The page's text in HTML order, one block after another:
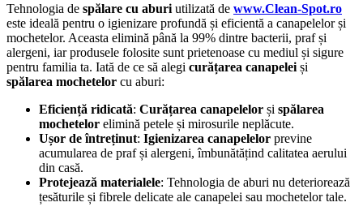
Tehnologia de spălare cu aburi utilizată de www.Clean-Spot.ro
este ideală pentru o igienizare profundă și eficientă a canapelelor și
mochetelor. Aceasta elimină până la 99% dintre bacterii, praf și
alergeni, iar produsele folosite sunt prietenoase cu mediul și sigure
pentru familia ta. Iată de ce să alegi curățarea canapelei și
spălarea mochetelor cu aburi:
Eficiență ridicată: Curățarea canapelelor și spălarea
mochetelor elimină petele și mirosurile neplăcute.
Ușor de întreținut: Igienizarea canapelelor previne
acumularea de praf și alergeni, îmbunătățind calitatea aerului
din casă.
Protejează materialele: Tehnologia de aburi nu deteriorează
țesăturile și fibrele delicate ale canapelei sau mochetelor tale.